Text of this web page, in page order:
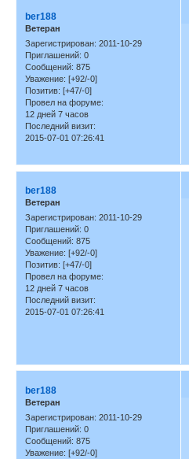
ber188
Ветеран
Зарегистрирован: 2011-10-29
Приглашений: 0
Сообщений: 875
Уважение: [+92/-0]
Позитив: [+47/-0]
Провел на форуме:
12 дней 7 часов
Последний визит:
2015-07-01 07:26:41
ber188
Ветеран
Зарегистрирован: 2011-10-29
Приглашений: 0
Сообщений: 875
Уважение: [+92/-0]
Позитив: [+47/-0]
Провел на форуме:
12 дней 7 часов
Последний визит:
2015-07-01 07:26:41
ber188
Ветеран
Зарегистрирован: 2011-10-29
Приглашений: 0
Сообщений: 875
Уважение: [+92/-0]